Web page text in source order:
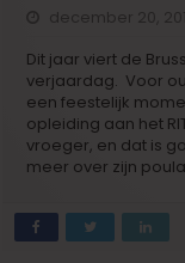
december 20,
Dit jaar viert de
verjaardag. Voor
een feestelijk
opleiding aan het
vroeger, en dat is
meer over zijn